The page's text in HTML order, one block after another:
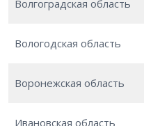
Волгоградская область
Вологодская область
Воронежская область
Ивановская область